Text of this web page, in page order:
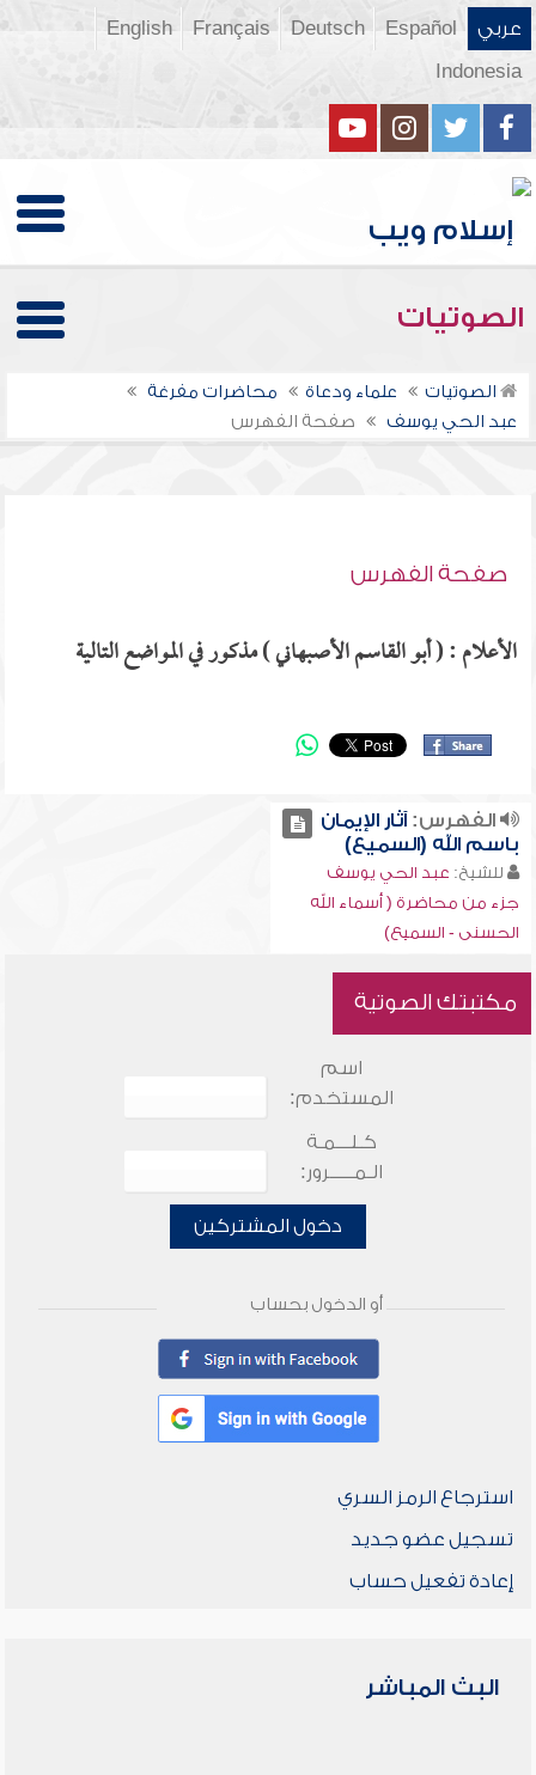
عربي Español
Deutsch
Français
English
Indonesia
الصوتيات
الصوتيات علماء ودعاة
محاضرات مفرغة
عبد الحي يوسف
صفحة الفهرس
صفحة الفهرس
الأعلام : ( أبو القاسم الأصبهاني ) مذكور في المواضع التالية
الفهرس:آثار الإيمان
باسم الله (السميع)
للشيخ: عبد الحي يوسف
جزء من محاضرة ( أسماء الله
الحسنى - السميع)
مكتبتك الصوتية
اسم
المستخدم:
كـلـــمـة
الـمـــــرور:
دخول المشتركين
أو الدخول بحساب
استرجاع الرمز السري
تسجيل عضو جديد
إعادة تفعيل حساب
البث المباشر